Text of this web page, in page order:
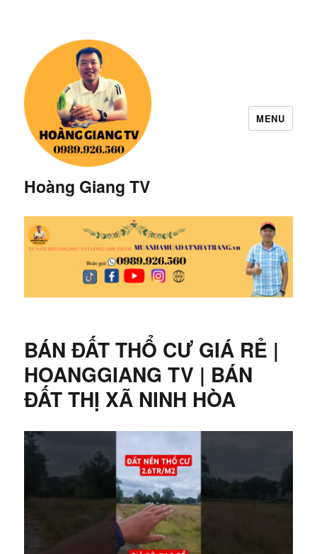
Hoàng Giang TV
MENU
BÁN ĐẤT THỔ CƯ GIÁ RẺ |
HOANGGIANG TV | BÁN
ĐẤT THỊ XÃ NINH HÒA